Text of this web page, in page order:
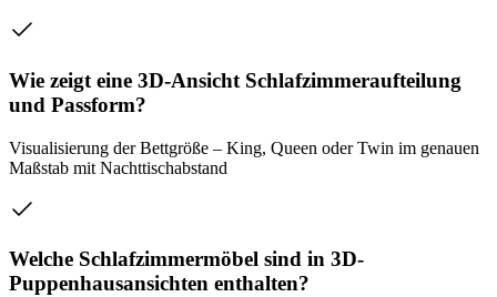
Wie zeigt eine 3D-Ansicht Schlafzimmeraufteilung
und Passform?
Visualisierung der Bettgröße – King, Queen oder Twin im genauen
Maßstab mit Nachttischabstand
Welche Schlafzimmermöbel sind in 3D-
Puppenhausansichten enthalten?